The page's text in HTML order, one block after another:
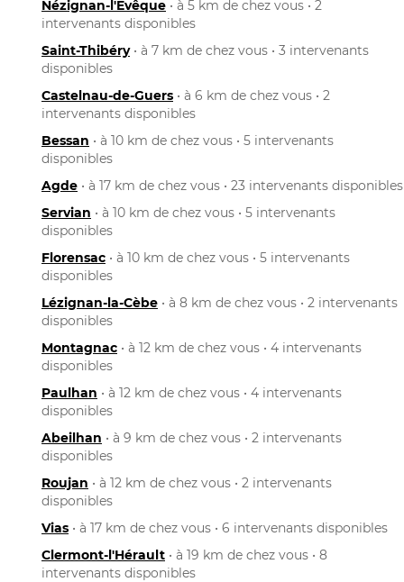
Nézignan-l'Évêque • à 5 km de chez vous • 2
intervenants disponibles
Saint-Thibéry• à 7 km de chez vous • 3 intervenants
disponibles
Castelnau-de-Guers • à 6 km de chez vous • 2
intervenants disponibles
Bessan • à 10 km de chez vous • 5 intervenants
disponibles
Agde • à 17 km de chez vous • 23 intervenants disponibles
Servian • à 10 km de chez vous • 5 intervenants
disponibles
Florensac • à 10 km de chez vous • 5 intervenants
disponibles
Lézignan-la-Cèbe • à 8 km de chez vous • 2 intervenants
disponibles
Montagnac • à 12 km de chez vous • 4 intervenants
disponibles
Paulhan • à 12 km de chez vous • 4 intervenants
disponibles
Abeilhan • à 9 km de chez vous • 2 intervenants
disponibles
Roujan • à 12 km de chez vous • 2 intervenants
disponibles
Vias • à 17 km de chez vous • 6 intervenants disponibles
Clermont-l'Hérault • à 19 km de chez vous • 8
intervenants disponibles